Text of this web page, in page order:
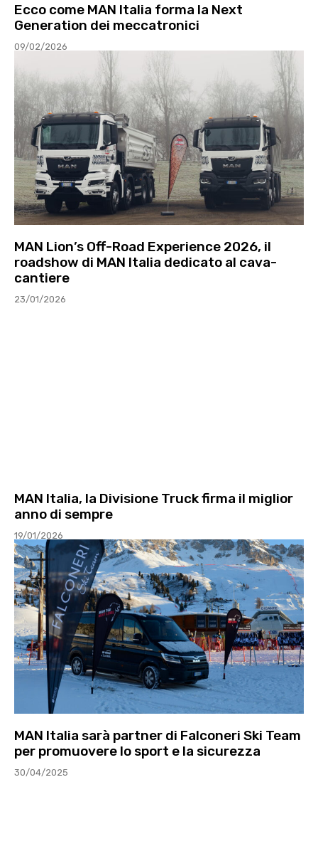
Ecco come MAN Italia forma la Next
Generation dei meccatronici
09/02/2026
MAN Lion’s Off-Road Experience 2026, il
roadshow di MAN Italia dedicato al cava-
cantiere
23/01/2026
MAN Italia, la Divisione Truck firma il miglior
anno di sempre
19/01/2026
MAN Italia sarà partner di Falconeri Ski Team
per promuovere lo sport e la sicurezza
30/04/2025